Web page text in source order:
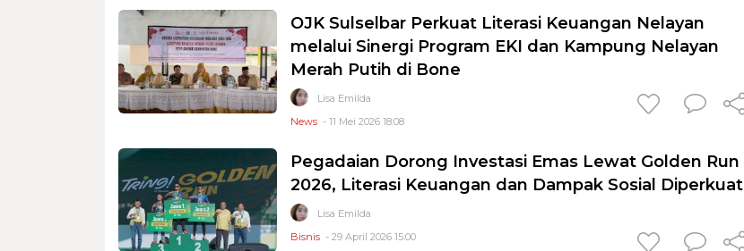
OJK Sulselbar Perkuat Literasi Keuangan Nelayan
melalui Sinergi Program EKI dan Kampung Nelayan
Merah Putih di Bone
Lisa Emilda
News - 11 Mei 2026 18:08
Pegadaian Dorong Investasi Emas Lewat Golden Run
2026, Literasi Keuangan dan Dampak Sosial Diperkuat
Lisa Emilda
Bisnis - 29 April 2026 15:00